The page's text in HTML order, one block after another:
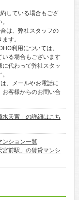
している場合もござ
は、弊社スタッフの
す。
利用については、
いる場合もございます
代わって弊社スタッ
、メールやお電話に
客様からのお問い合
水天宮」の詳細はこち
ンション一覧
前駅」の賃貸マンシ